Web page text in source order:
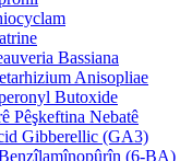
Bassiana
Anisopliae
Butoxide
Pêşkeftina Nebatê
Gibberellic (GA3)
(6-BA)